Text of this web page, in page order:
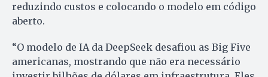
reduzindo custos e colocando o modelo em código
aberto.
“O modelo de IA da DeepSeek desafiou as Big Five
americanas, mostrando que não era necessário